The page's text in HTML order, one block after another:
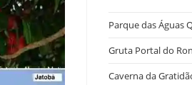
Parque das Águas
Gruta Portal do
Caverna da